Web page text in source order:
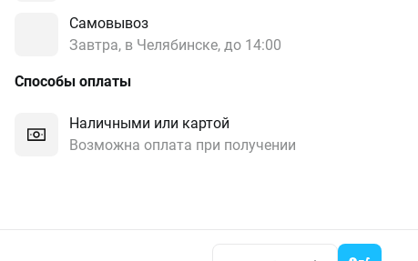
Самовывоз
Завтра, в Челябинске, до 14:00
Способы оплаты
Наличными или картой
Возможна оплата при получении